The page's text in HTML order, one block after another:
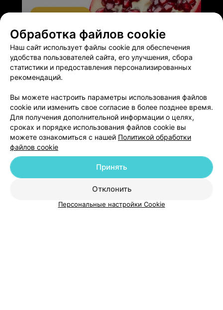
ЭФФЕКТИВНАЯ РЕКЛАМА НА САЙТЕ
Добавить компанию
Добавить специалиста
Новости проекта
Размещение рекламы
Медицинский маркетинг
Публичный договор
Обработка файлов cookie
Наш сайт использует файлы cookie для обеспечения
удобства пользователей сайта, его улучшения, сбора
статистики и предоставления персонализированных
рекомендаций.
Вы можете настроить параметры использования файлов
cookie или изменить свое согласие в более позднее время.
Для получения дополнительной информации о целях,
сроках и порядке использования файлов cookie вы
можете ознакомиться с нашей Политикой обработки
файлов cookie
Отклонить
Принять
Персональные настройки Cookie